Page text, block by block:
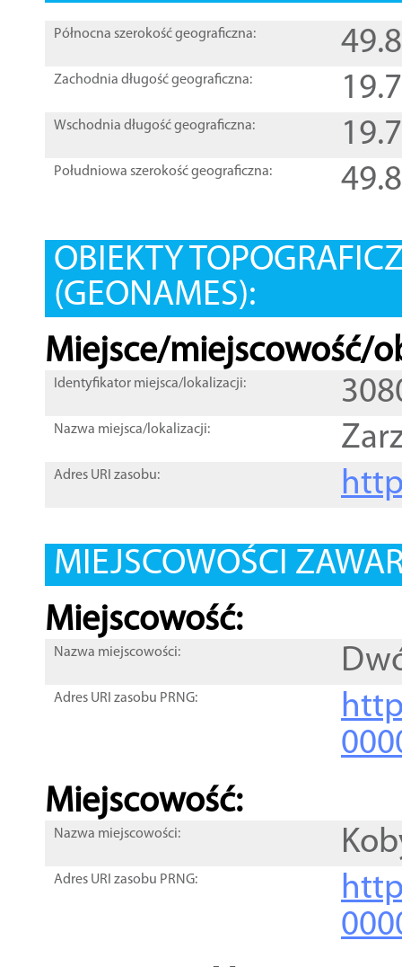
Północna szerokość geograficzna:
Zachodnia długość geograficzna:
Wschodnia długość geograficzna:
Południowa szerokość geograficzna:
OBIEKTY
(GEONAMES):
Miejsce/miejscowość/
Identyfikator miejsca/lokalizacji:
Nazwa miejsca/lokalizacji:
Adres URI zasobu:
MIEJSCOWOŚCI
Miejscowość:
Nazwa miejscowości:
Adres URI zasobu PRNG:
Miejscowość:
Nazwa miejscowości:
Adres URI zasobu PRNG: